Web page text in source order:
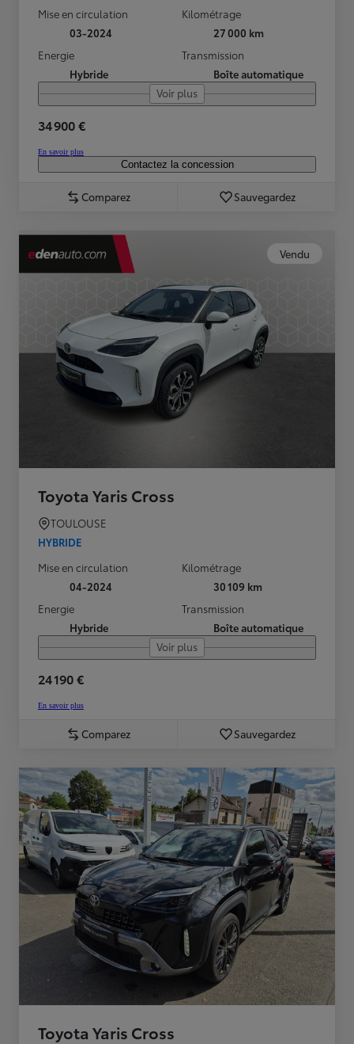
Mise en circulation
03-2024
Kilométrage
27 000 km
Energie
Hybride
Transmission
Boîte automatique
Voir plus
34 900 €
En savoir plus
Contactez la concession
Comparez Sauvegardez
Vendu
Toyota Yaris Cross
TOULOUSE
HYBRIDE
Mise en circulation
04-2024
Kilométrage
30 109 km
Energie
Hybride
Transmission
Boîte automatique
Voir plus
24 190 €
En savoir plus
Comparez Sauvegardez
Toyota Yaris Cross